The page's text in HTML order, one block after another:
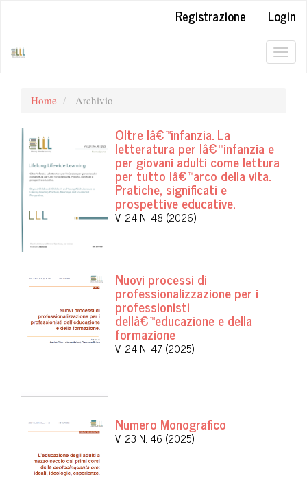
Registrazione
Login
Home Archivio
Oltre lâ€™infanzia. La
letteratura per lâ€™infanzia e
per giovani adulti come lettura
per tutto lâ€™arco della vita.
Pratiche, significati e
prospettive educative.
V. 24 N. 48 (2026)
Nuovi processi di
professionalizzazione per i
professionisti
dellâ€™educazione e della
formazione
V. 24 N. 47 (2025)
Numero Monografico
V. 23 N. 46 (2025)